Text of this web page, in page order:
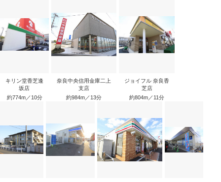
キリン堂香芝逢
坂店
約774m／10分
奈良中央信用金庫二上
支店
約984m／13分
ジョイフル 奈良香
芝店
約804m／11分